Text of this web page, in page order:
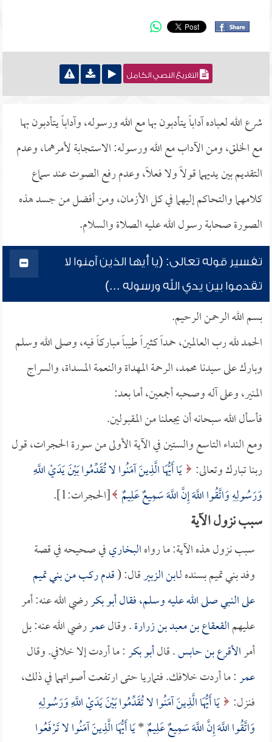
التفريغ النصي الكامل
شرع الله لعباده آداباً يتأدبون بها مع الله ورسوله، وآداباً يتأدبون بها
مع الخلق، ومن الآداب مع الله ورسوله: الاستجابة لأمرهما، وعدم
التقديم بين يديهما قولاً ولا فعلاً، وعدم رفع الصوت عند سماع
كلامهما والتحاكم إليهما في كل الأزمان، ومن أفضل من جسد هذه
الصورة صحابة رسول الله عليه الصلاة والسلام.
تفسير قوله تعالى: (يا أيها الذين آمنوا لا
تقدموا بين يدي الله ورسوله ...)
بسم الله الرحمن الرحيم.
الحمد لله رب العالمين، حمداً كثيراً طيباً مباركاً فيه، وصلى الله وسلم
وبارك على سيدنا محمد، الرحمة المهداة والنعمة المسداة، والسراج
المنير، وعلى آله وصحبه أجمعين، أما بعد:
فأسأل الله سبحانه أن يجعلنا من المقبولين.
ومع النداء التاسع والستين في الآية الأولى من سورة الحجرات، قول
ربنا تبارك وتعالى: يَا أَيُّهَا الَّذِينَ آمَنُوا لا تُقَدِّمُوا بَيْنَ يَدَيْ اللَّهِ
وَرَسُولِهِ وَاتَّقُوا اللَّهَ إِنَّ اللَّهَ سَمِيعٌ عَلِيمٌ [الحجرات:1].
سبب نزول الآية
سبب نزول هذه الآية: ما رواهالبخاريفي صحيحه في قصة
وفد بني تميم بسنده لـابن الزبيرقال: (قدم ركب من بني تميم
على النبي صلى الله عليه وسلم، فقالأبو بكررضي الله عنه: أمر
عليهمالقعقاع بن معبد بن زرارة. وقالعمررضي الله عنه: بل
أمرالأقرع بن حابس. قالأبو بكر: ما أردت إلا خلافي. وقال
عمر: ما أردت خلافك. فتماريا حتى ارتفعت أصواتهما في ذلك،
فنزل: يَا أَيُّهَا الَّذِينَ آمَنُوا لا تُقَدِّمُوا بَيْنَ يَدَيْ اللَّهِ وَرَسُولِهِ
وَاتَّقُوا اللَّهَ إِنَّ اللَّهَ سَمِيعٌ عَلِيمٌ*يَا أَيُّهَا الَّذِينَ آمَنُوا لا تَرْفَعُوا